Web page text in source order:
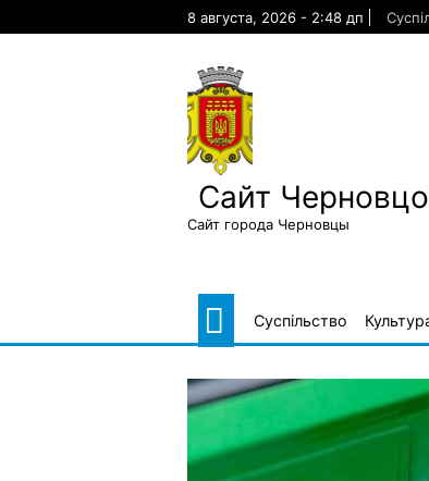
8 августа, 2026 - 2:48 дп
Сайт
Сайт города Черновцы
Суспільство